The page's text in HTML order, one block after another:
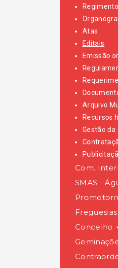
Regimento
Atas
Editais
Emissão
Arquivo
Recursos
Gestão da
Com.
SMAS -
Freguesias
Concelho